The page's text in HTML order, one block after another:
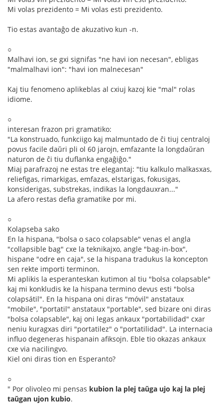
Mi volas prezidento = Mi volas esti prezidento.
Tio estas avantaĝo de akuzativo kun -n.
○
Malhavi ion, se gxi signifas "ne havi ion necesan", ebligas
"malmalhavi ion": "havi ion malnecesan"
Kaj tiu fenomeno aplikeblas al cxiuj kazoj kie "mal" rolas
idiome.
○
interesan frazon pri gramatiko:
"La konstruado, funkciigo kaj malmuntado de ĉi tiuj centraloj
povus facile daŭri pli ol 60 jarojn, emfazante la longdaŭran
naturon de ĉi tiu duflanka engaĝiĝo."
Miaj parafrazoj ne estas tre elegantaj: "tiu kalkulo malkasxas,
reliefigas, rimarkigas, emfazas, elstarigas, fokusigas,
konsiderigas, substrekas, indikas la longdauxran..."
La afero restas defia gramatike por mi.
○
Kolapseba sako
En la hispana, "bolsa o saco colapsable" venas el angla
"collapsible bag" cxe la teknikajxo, angle "bag-in-box",
hispane "odre en caja", se la hispana tradukus la koncepton
sen rekte importi terminon.
Mi aplikis la esperanteskan kutimon al tiu "bolsa colapsable"
kaj mi konkludis ke la hispana termino devus esti "bolsa
colapsátil". En la hispana oni diras "móvil" anstataux
"mobile", "portatil" anstataux "portable", sed bizare oni diras
"bolsa colapsable", kaj oni legas ankaux "portabilidad" cxar
neniu kuragxas diri "portatilez" o "portatilidad". La internacia
influo degeneras hispanain afiksojn. Eble tio okazas ankaux
cxe via nacilingvo.
Kiel oni diras tion en Esperanto?
○
" Por olivoleo mi pensas kubion la plej taŭga ujo kaj la plej
taŭgan ujon kubio.